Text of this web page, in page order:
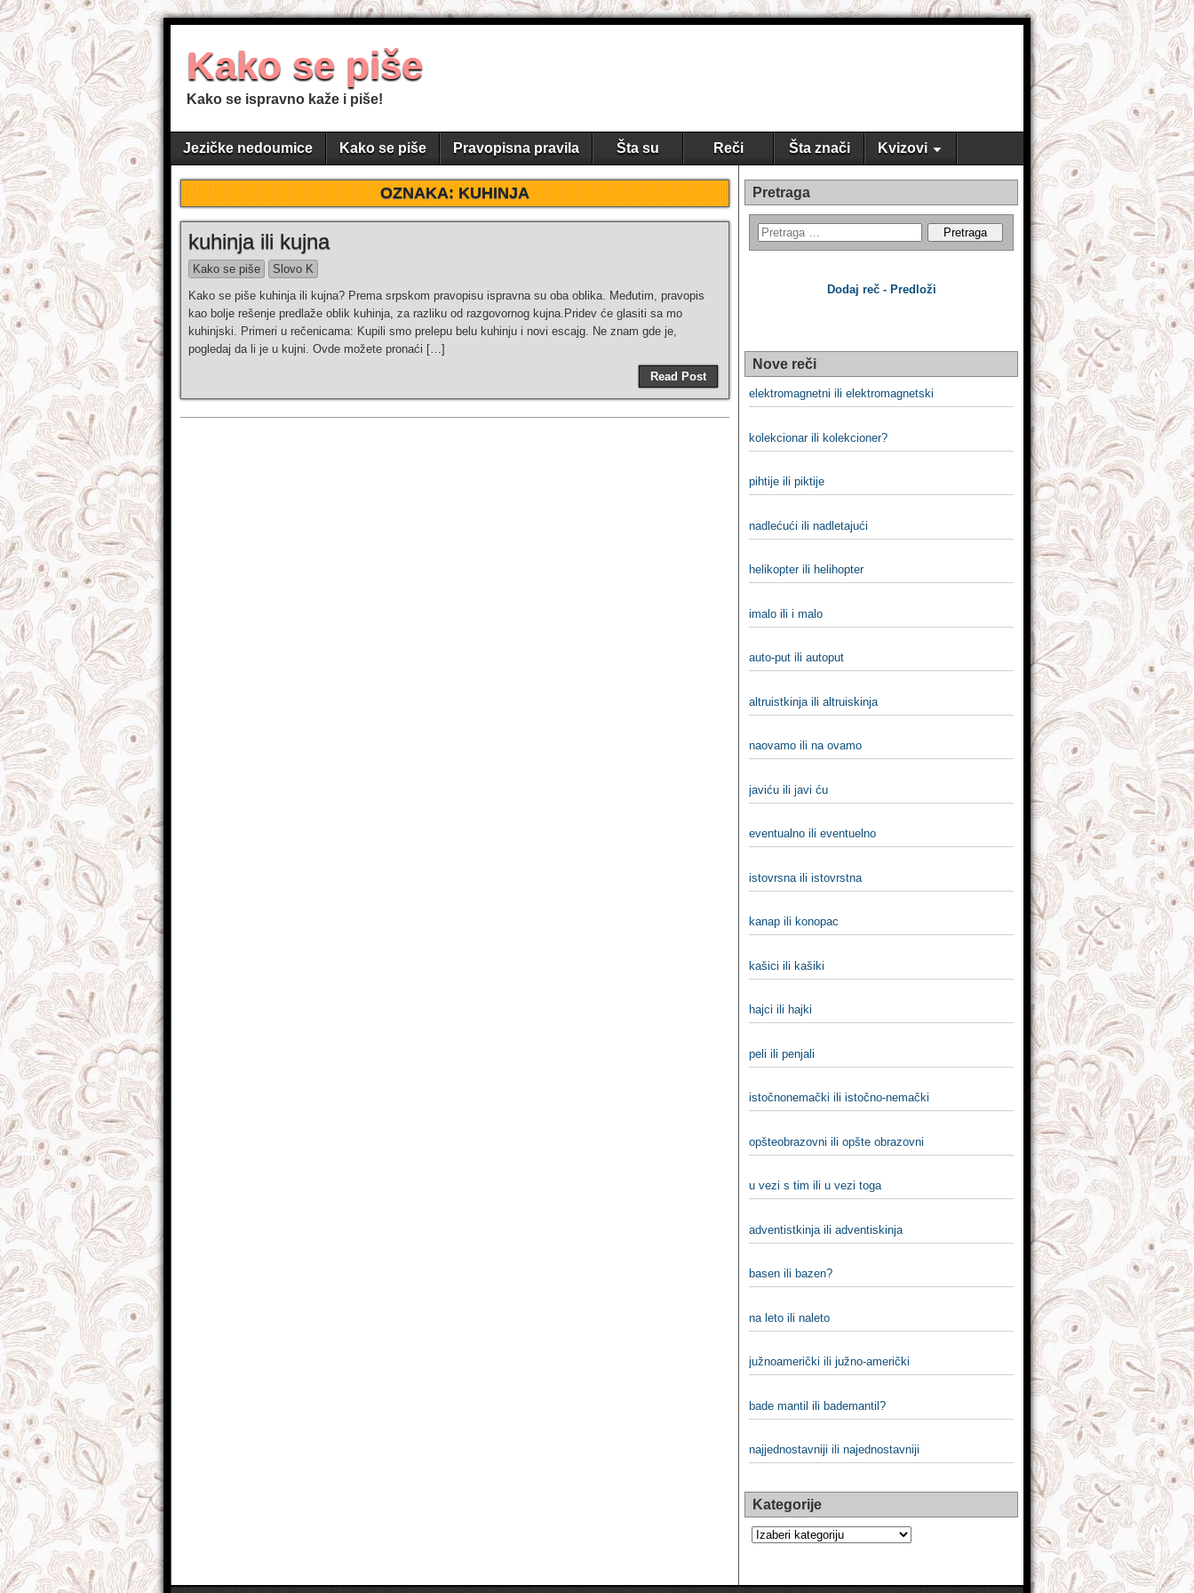
Kako se piše
Kako se ispravno kaže i piše!
Jezičke nedoumice Kako se piše Pravopisna pravila Šta su Reči Šta znači Kvizovi
OZNAKA:KUHINJA
kuhinja ili kujna
Kako se piše
Slovo K
Kako se piše kuhinja ili kujna? Prema srpskom pravopisu ispravna su oba oblika. Međutim, pravopis
kao bolje rešenje predlaže oblik kuhinja, za razliku od razgovornog kujna.Pridev će glasiti sa mo
kuhinjski. Primeri u rečenicama: Kupili smo prelepu belu kuhinju i novi escajg. Ne znam gde je,
pogledaj da li je u kujni. Ovde možete pronaći […]
Read Post
Pretraga
Dodaj reč - Predloži
Nove reči
elektromagnetni ili elektromagnetski
kolekcionar ili kolekcioner?
pihtije ili piktije
nadlećući ili nadletajući
helikopter ili helihopter
imalo ili i malo
auto-put ili autoput
altruistkinja ili altruiskinja
naovamo ili na ovamo
javiću ili javi ću
eventualno ili eventuelno
istovrsna ili istovrstna
kanap ili konopac
kašici ili kašiki
hajci ili hajki
peli ili penjali
istočnonemački ili istočno-nemački
opšteobrazovni ili opšte obrazovni
u vezi s tim ili u vezi toga
adventistkinja ili adventiskinja
basen ili bazen?
na leto ili naleto
južnoamerički ili južno-američki
bade mantil ili bademantil?
najjednostavniji ili najednostavniji
Kategorije
Kategorije